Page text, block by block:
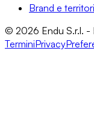
Brand e territori
© 2026 Endu S.r.l. -
TerminiPrivacy